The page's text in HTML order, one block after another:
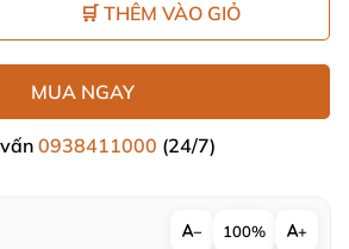
🛒 THÊM VÀO GIỎ
MUA NGAY
0938411000 (24/7)
− 100% +